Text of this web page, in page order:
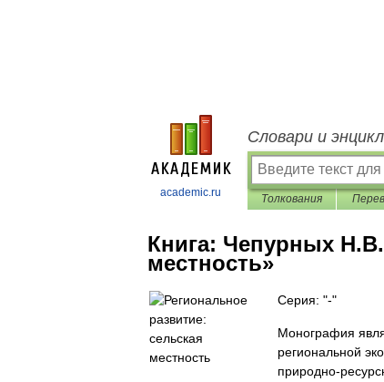
academic.ru
Словари и
Толкования
Книга: Чепурных Н.В.
местность»
Серия: "-"
Монография
региональной
природно-